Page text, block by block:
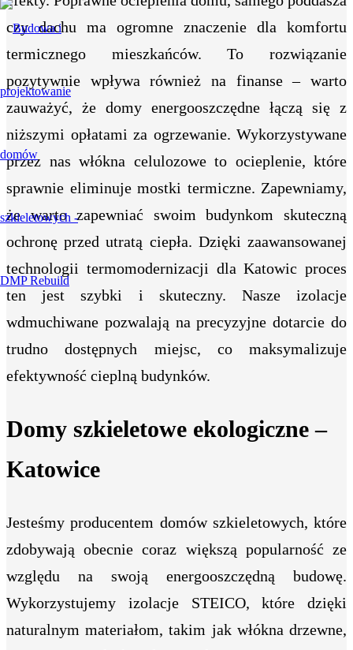
czy dachu ma ogromne znaczenie dla komfortu
termicznego mieszkańców. To rozwiązanie
pozytywnie wpływa również na finanse – warto
zauważyć, że domy energooszczędne łączą się z
niższymi opłatami za ogrzewanie. Wykorzystywane
przez nas włókna celulozowe to ocieplenie, które
sprawnie eliminuje mostki termiczne. Zapewniamy,
że warto zapewniać swoim budynkom skuteczną
ochronę przed utratą ciepła. Dzięki zaawansowanej
technologii termomodernizacji dla Katowic proces
ten jest szybki i skuteczny. Nasze izolacje
wdmuchiwane pozwalają na precyzyjne dotarcie do
trudno dostępnych miejsc, co maksymalizuje
efektywność cieplną budynków.
Domy szkieletowe ekologiczne –
Katowice
Jesteśmy producentem domów szkieletowych, które
zdobywają obecnie coraz większą popularność ze
względu na swoją energooszczędną budowę.
Wykorzystujemy izolacje STEICO, które dzięki
naturalnym materiałom, takim jak włókna drzewne,